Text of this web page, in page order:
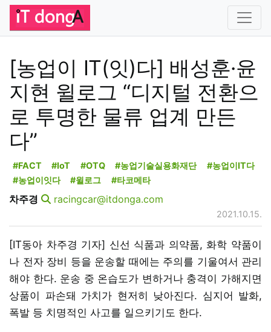
[농업이 IT(잇)다] 배성훈·윤
지현 윌로그 “디지털 전환으
로 투명한 물류 업계 만든
다”
#FACT #IoT #OTQ #농업기술실용화재단
#농업이IT다
#농업이잇다
#윌로그 #타코메타
차주경 racingcar@itdonga.com
2021.10.15.
[IT동아 차주경 기자] 신선 식품과 의약품, 화학 약품이
나 전자 장비 등을 운송할 때에는 주의를 기울여서 관리
해야 한다. 운송 중 온습도가 변하거나 충격이 가해지면
상품이 파손돼 가치가 현저히 낮아진다. 심지어 발화,
폭발 등 치명적인 사고를 일으키기도 한다.